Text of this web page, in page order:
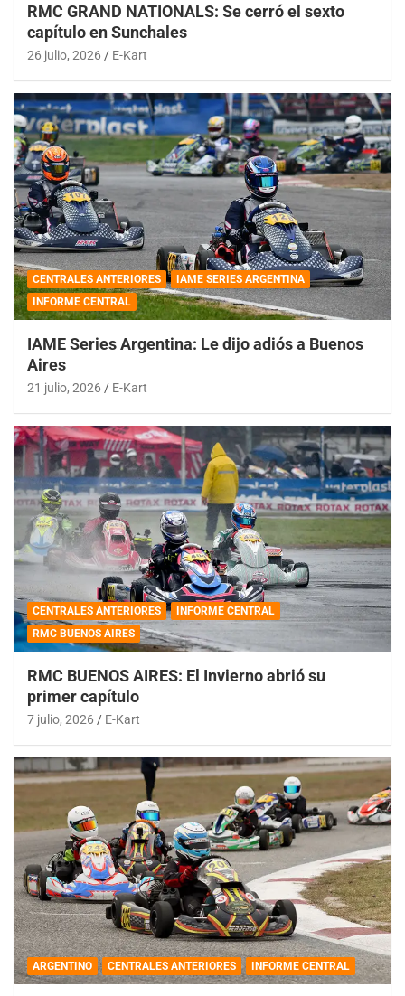
RMC GRAND NATIONALS: Se cerró el sexto
capítulo en Sunchales
26 julio, 2026 E-Kart
CENTRALES ANTERIORES
IAME SERIES ARGENTINA
INFORME CENTRAL
IAME Series Argentina: Le dijo adiós a Buenos
Aires
21 julio, 2026 E-Kart
CENTRALES ANTERIORES
INFORME CENTRAL
RMC BUENOS AIRES
RMC BUENOS AIRES: El Invierno abrió su
primer capítulo
7 julio, 2026 E-Kart
ARGENTINO CENTRALES ANTERIORES INFORME CENTRAL